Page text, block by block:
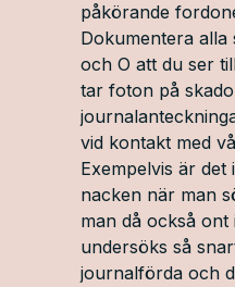
påkörande
Dokumentera
och O att du ser
tar foton på
vid kontakt med
Exempelvis är
nacken när man
man då också
undersöks så
journalförda och